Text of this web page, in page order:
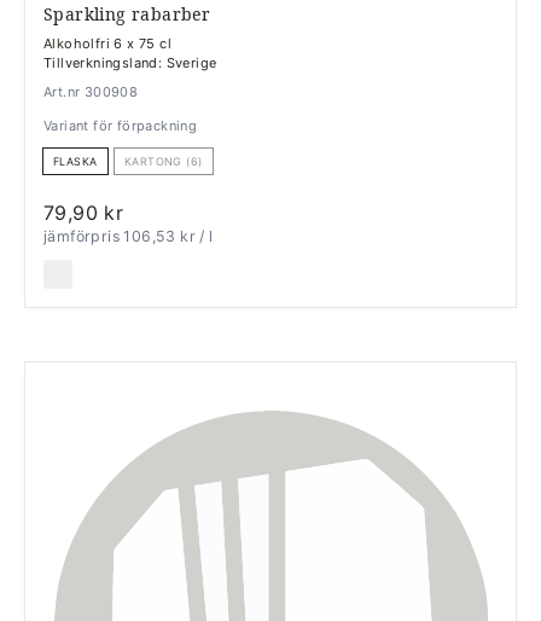
Sparkling rabarber
Alkoholfri 6 x 75 cl
Tillverkningsland: Sverige
Art.nr 300908
Variant för förpackning
FLASKA KARTONG (6)
79,90 kr
jämförpris 106,53 kr/ l